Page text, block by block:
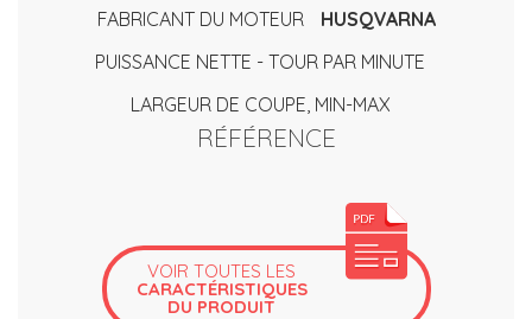
FABRICANT DU MOTEUR
HUSQVARNA
PUISSANCE NETTE - TOUR PAR MINUTE
LARGEUR DE COUPE, MIN-MAX
RÉFÉRENCE
VOIR TOUTES LES
CARACTÉRISTIQUES
DU PRODUIT